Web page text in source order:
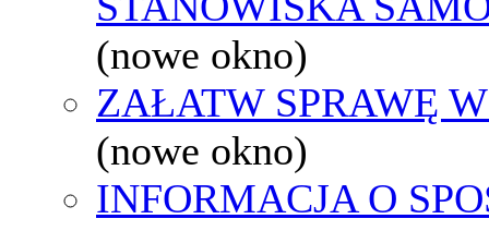
(nowe okno)
ZAŁATW SPRAWĘ
(nowe okno)
INFORMACJA O